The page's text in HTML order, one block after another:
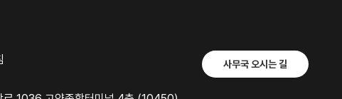
사무국 오시는 길